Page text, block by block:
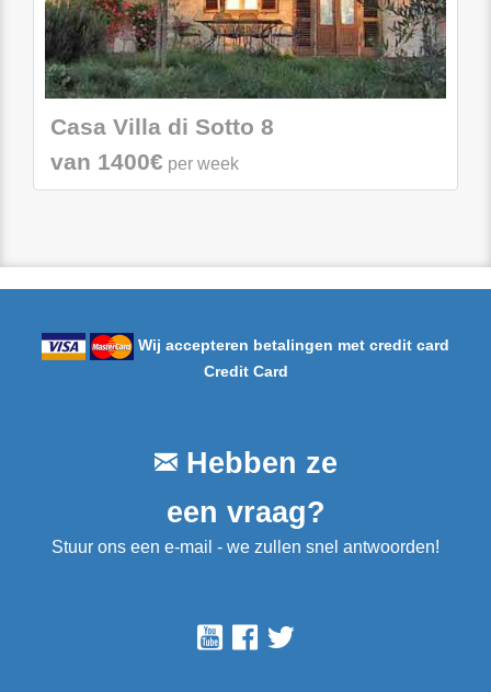
Casa Villa di Sotto 8
van 1400€ per week
Wij accepteren betalingen met credit card
Credit Card
Hebben ze
een vraag?
Stuur ons een e-mail - we zullen snel antwoorden!